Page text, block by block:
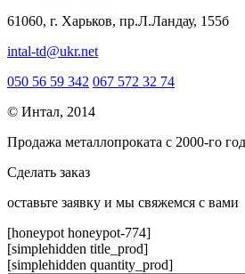
61060, г. Харьков, пр.Л.Ландау, 155б
intal-td@ukr.net
050 56 59 342 067 572 32 74
© Интал, 2014
Продажа металлопроката с 2000-го
Сделать заказ
оcтавьте заявку и мы свяжемся с вами
[honeypot honeypot-774]
[simplehidden title_prod]
[simplehidden quantity_prod]